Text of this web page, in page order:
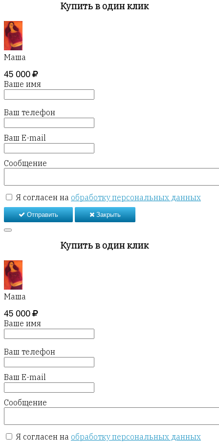
Купить в один клик
Маша
45 000
Ваше имя
Ваш телефон
Ваш E-mail
Сообщение
Я согласен на обработку персональных данных
Отправить Закрыть
Купить в один клик
Маша
45 000
Ваше имя
Ваш телефон
Ваш E-mail
Сообщение
Я согласен на обработку персональных данных